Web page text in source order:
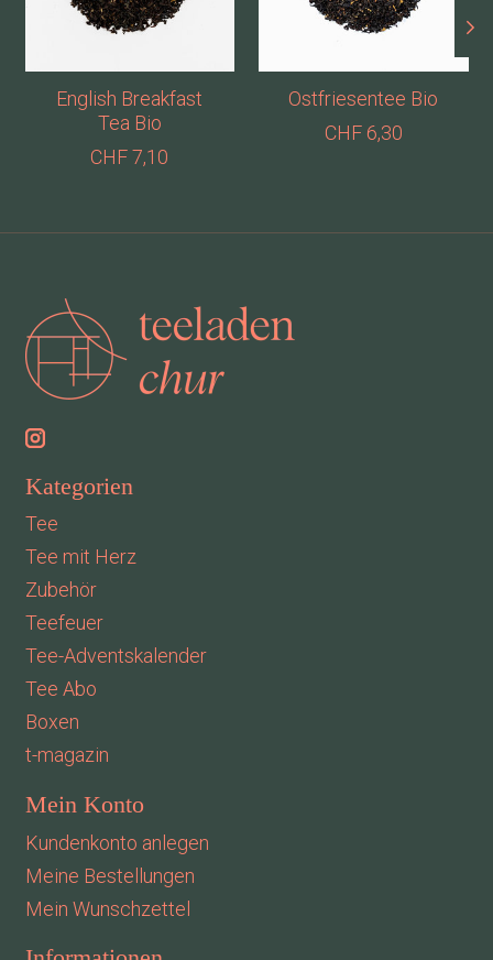
English Breakfast
Tea Bio
CHF 7,10
Ostfriesentee Bio
CHF 6,30
Kategorien
Tee
Tee mit Herz
Zubehör
Teefeuer
Tee-Adventskalender
Tee Abo
Boxen
t-magazin
Mein Konto
Kundenkonto anlegen
Meine Bestellungen
Mein Wunschzettel